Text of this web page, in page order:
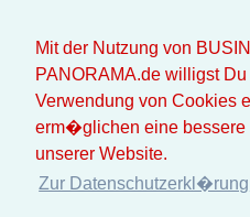
Mit der Nutzung von
PANORAMA.de willigst
Verwendung von Cookies
erm�glichen eine bessere
unserer Website.
Zur Datenschutzerkl�rung